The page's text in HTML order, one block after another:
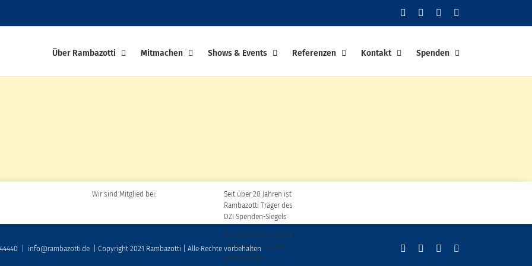
FacebookYouTubeInstagram
Über Rambazotti Mitmachen Shows & Events Referenzen Kontakt Spenden
Wir sind Mitglied bei:
Seit über 20 Jahren ist
Rambazotti Träger des
DZI Spenden-Siegels
Wir sind frei finanziert
und freuen uns über
jede Spende!
info@rambazotti.de | Copyright 2021 Rambazotti | Alle Rechte vorbehalten